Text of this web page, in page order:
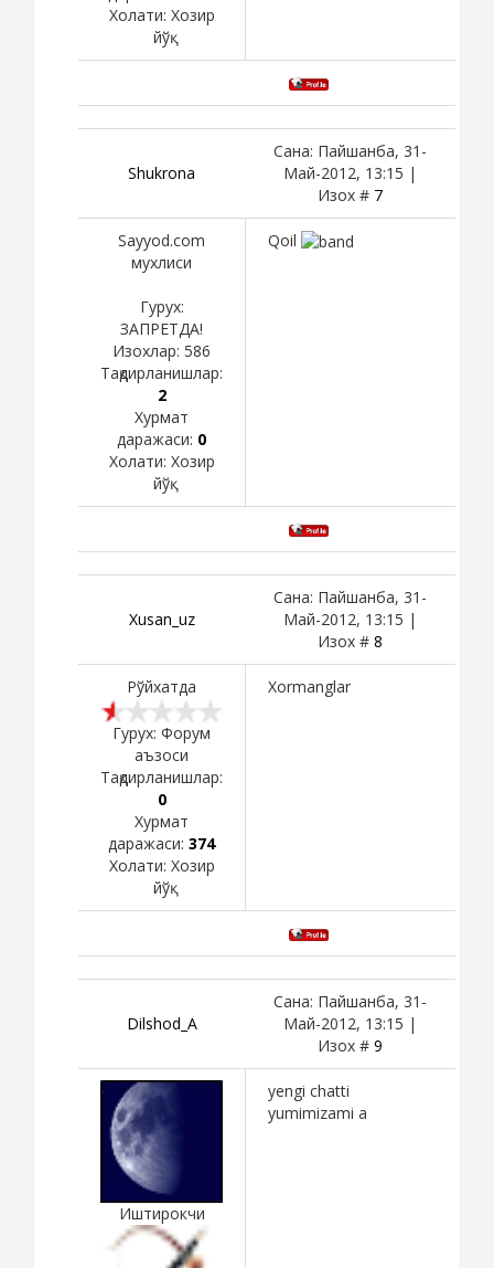
Холати: Хозир
йўқ
Shukronа
Сана: Пайшанба, 31-
Май-2012, 13:15 |
Изох # 7
Sayyod.com
мухлиси
Гурух:
ЗАПРЕТДА!
Изохлар: 586
Тақдирланишлар:
2
Хурмат
даражаси: 0
Холати: Хозир
йўқ
Qoil
Xusan_uz
Сана: Пайшанба, 31-
Май-2012, 13:15 |
Изох # 8
Рўйхатда
Гурух: Форум
аъзоси
Тақдирланишлар:
0
Хурмат
даражаси: 374
Холати: Хозир
йўқ
Xormanglar
Dilshod_A
Сана: Пайшанба, 31-
Май-2012, 13:15 |
Изох # 9
Иштирокчи
yengi chatti
yumimizami a